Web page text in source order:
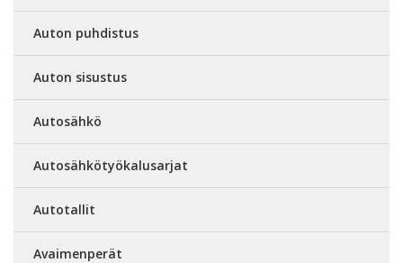
Auton puhdistus
Auton sisustus
Autosähkö
Autosähkötyökalusarjat
Autotallit
Avaimenperät